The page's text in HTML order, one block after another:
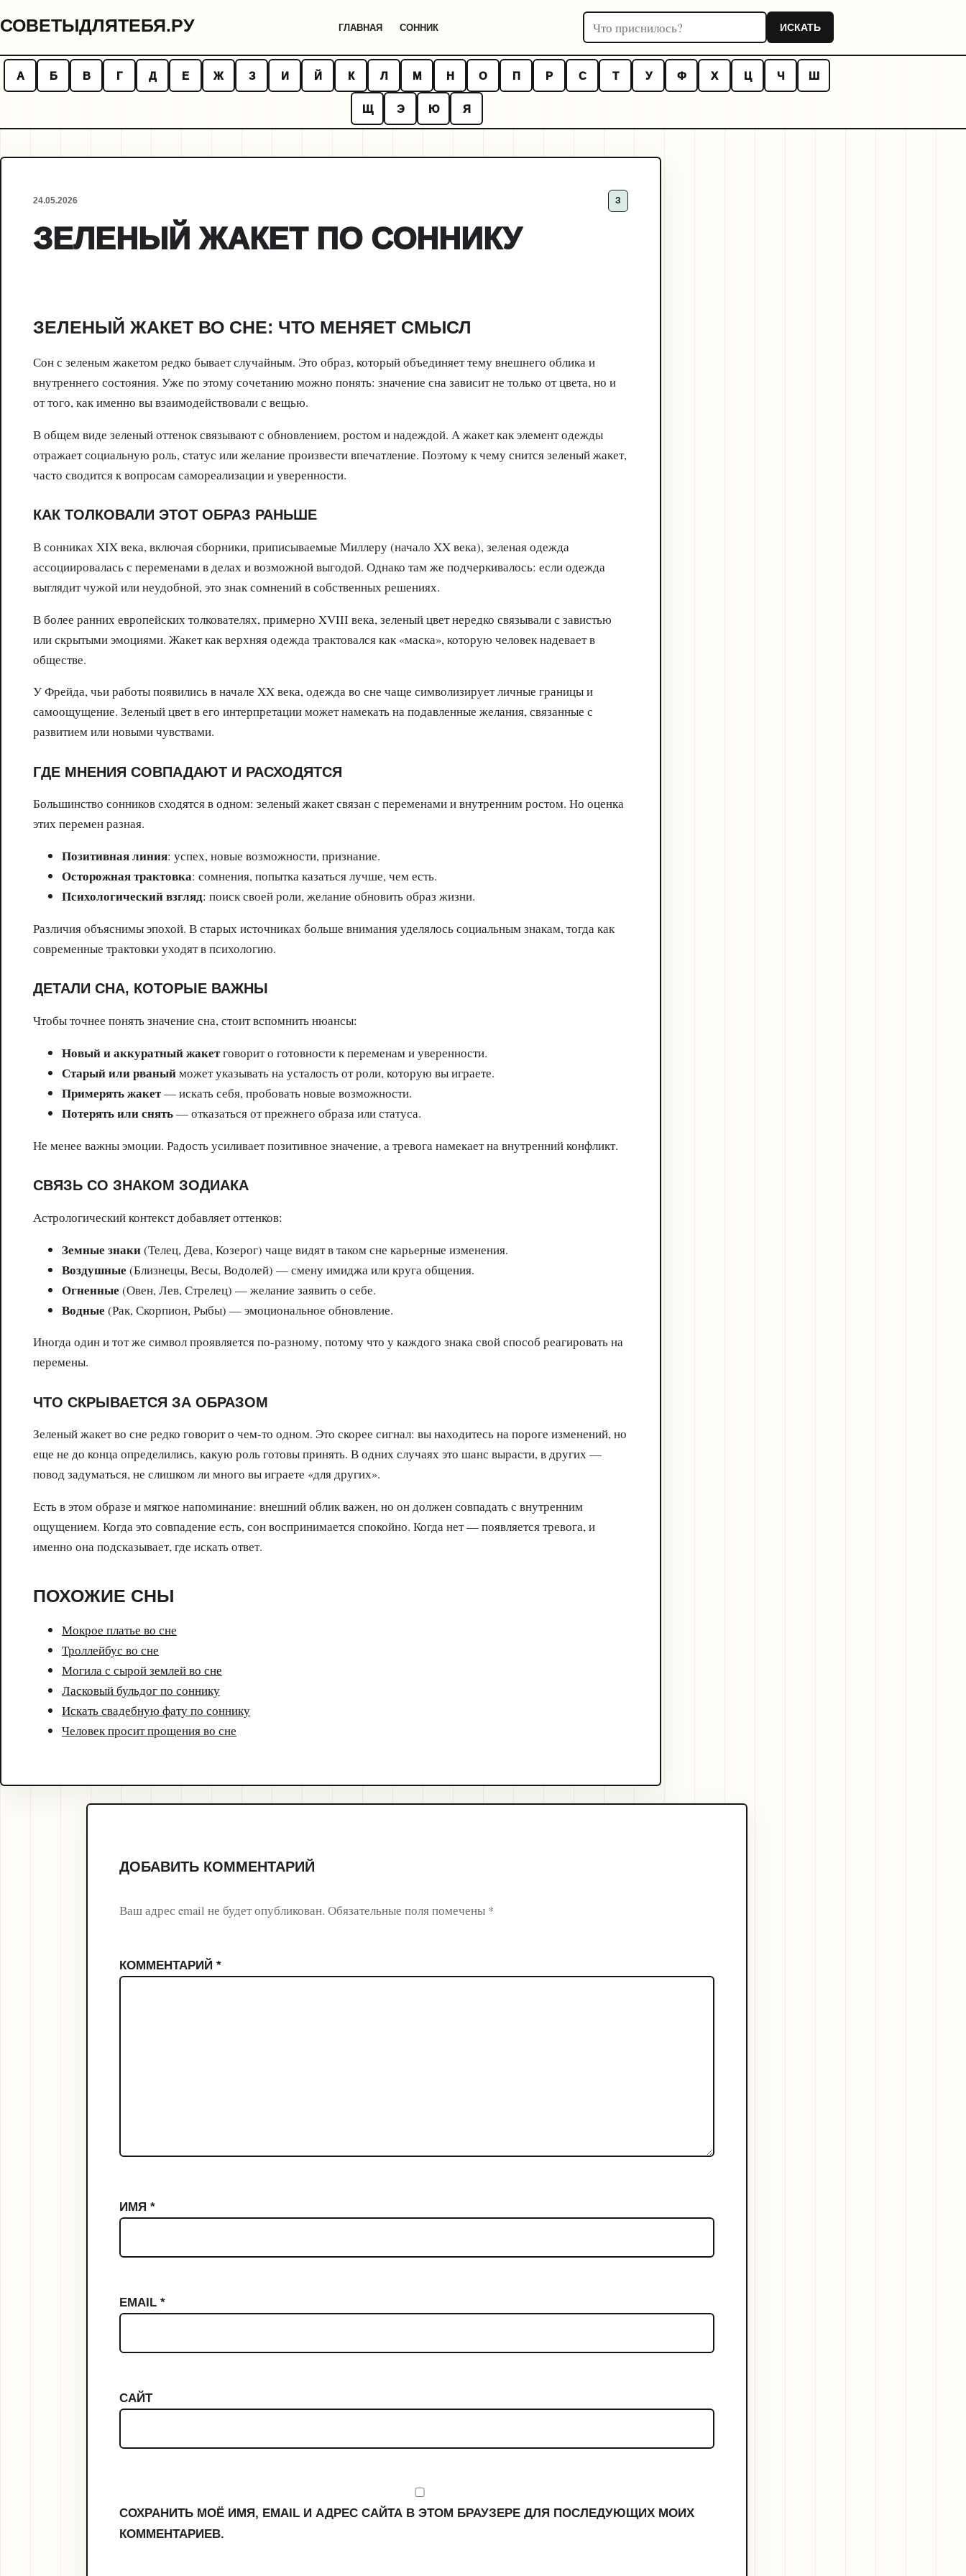
СОВЕТЫДЛЯТЕБЯ.РУ ГЛАВНАЯ СОННИК Поиск по соннику ИСКАТЬ
А Б В Г Д Е Ж З И Й К Л М Н О П Р С Т У Ф Х Ц Ч Ш
Щ Э Ю Я
24.05.2026 З
ЗЕЛЕНЫЙ ЖАКЕТ ПО СОННИКУ
ЗЕЛЕНЫЙ ЖАКЕТ ВО СНЕ: ЧТО МЕНЯЕТ СМЫСЛ
Сон с зеленым жакетом редко бывает случайным. Это образ, который объединяет тему внешнего облика и
внутреннего состояния. Уже по этому сочетанию можно понять: значение сна зависит не только от цвета, но и
от того, как именно вы взаимодействовали с вещью.
В общем виде зеленый оттенок связывают с обновлением, ростом и надеждой. А жакет как элемент одежды
отражает социальную роль, статус или желание произвести впечатление. Поэтому к чему снится зеленый жакет,
часто сводится к вопросам самореализации и уверенности.
КАК ТОЛКОВАЛИ ЭТОТ ОБРАЗ РАНЬШЕ
В сонниках XIX века, включая сборники, приписываемые Миллеру (начало XX века), зеленая одежда
ассоциировалась с переменами в делах и возможной выгодой. Однако там же подчеркивалось: если одежда
выглядит чужой или неудобной, это знак сомнений в собственных решениях.
В более ранних европейских толкователях, примерно XVIII века, зеленый цвет нередко связывали с завистью
или скрытыми эмоциями. Жакет как верхняя одежда трактовался как «маска», которую человек надевает в
обществе.
У Фрейда, чьи работы появились в начале XX века, одежда во сне чаще символизирует личные границы и
самоощущение. Зеленый цвет в его интерпретации может намекать на подавленные желания, связанные с
развитием или новыми чувствами.
ГДЕ МНЕНИЯ СОВПАДАЮТ И РАСХОДЯТСЯ
Большинство сонников сходятся в одном: зеленый жакет связан с переменами и внутренним ростом. Но оценка
этих перемен разная.
Позитивная линия: успех, новые возможности, признание.
Осторожная трактовка: сомнения, попытка казаться лучше, чем есть.
Психологический взгляд: поиск своей роли, желание обновить образ жизни.
Различия объяснимы эпохой. В старых источниках больше внимания уделялось социальным знакам, тогда как
современные трактовки уходят в психологию.
ДЕТАЛИ СНА, КОТОРЫЕ ВАЖНЫ
Чтобы точнее понять значение сна, стоит вспомнить нюансы:
Новый и аккуратный жакетговорит о готовности к переменам и уверенности.
Старый или рваныйможет указывать на усталость от роли, которую вы играете.
Примерять жакет— искать себя, пробовать новые возможности.
Потерять или снять— отказаться от прежнего образа или статуса.
Не менее важны эмоции. Радость усиливает позитивное значение, а тревога намекает на внутренний конфликт.
СВЯЗЬ СО ЗНАКОМ ЗОДИАКА
Астрологический контекст добавляет оттенков:
Земные знаки(Телец, Дева, Козерог) чаще видят в таком сне карьерные изменения.
Воздушные (Близнецы, Весы, Водолей) — смену имиджа или круга общения.
Огненные (Овен, Лев, Стрелец) — желание заявить о себе.
Водные (Рак, Скорпион, Рыбы) — эмоциональное обновление.
Иногда один и тот же символ проявляется по-разному, потому что у каждого знака свой способ реагировать на
перемены.
ЧТО СКРЫВАЕТСЯ ЗА ОБРАЗОМ
Зеленый жакет во сне редко говорит о чем-то одном. Это скорее сигнал: вы находитесь на пороге изменений, но
еще не до конца определились, какую роль готовы принять. В одних случаях это шанс вырасти, в других —
повод задуматься, не слишком ли много вы играете «для других».
Есть в этом образе и мягкое напоминание: внешний облик важен, но он должен совпадать с внутренним
ощущением. Когда это совпадение есть, сон воспринимается спокойно. Когда нет — появляется тревога, и
именно она подсказывает, где искать ответ.
ПОХОЖИЕ СНЫ
Мокрое платье во сне
Троллейбус во сне
Могила с сырой землей во сне
Ласковый бульдог по соннику
Искать свадебную фату по соннику
Человек просит прощения во сне
ДОБАВИТЬ КОММЕНТАРИЙ
Ваш адрес email не будет опубликован. Обязательные поля помечены *
КОММЕНТАРИЙ *
ИМЯ *
EMAIL *
САЙТ
СОХРАНИТЬ МОЁ ИМЯ, EMAIL И АДРЕС САЙТА В ЭТОМ БРАУЗЕРЕ ДЛЯ ПОСЛЕДУЮЩИХ МОИХ
КОММЕНТАРИЕВ.